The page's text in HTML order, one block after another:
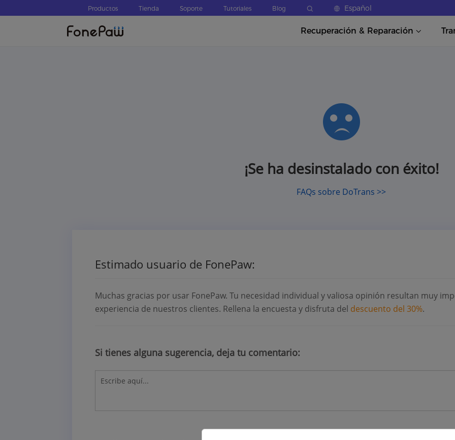
Productos Tienda Soporte Tutoriales Blog Español
Recuperación & Reparación
¡Se ha desinstalado con éxito!
FAQs sobre DoTrans >>
Estimado usuario de FonePaw:
Muchas gracias por usar FonePaw. Tu necesidad individual y valiosa opinión resultan muy
experiencia de nuestros clientes. Rellena la encuesta y disfruta del descuento del 30%.
Si tienes alguna sugerencia, deja tu comentario: